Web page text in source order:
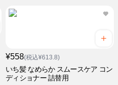
¥558(税込¥613.8)
いち髪 なめらか スムースケア コン
ディショナー 詰替用